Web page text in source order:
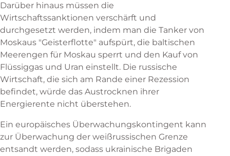
Darüber hinaus müssen die
Wirtschaftssanktionen verschärft und
durchgesetzt werden, indem man die Tanker von
Moskaus "Geisterflotte" aufspürt, die baltischen
Meerengen für Moskau sperrt und den Kauf von
Flüssiggas und Uran einstellt. Die russische
Wirtschaft, die sich am Rande einer Rezession
befindet, würde das Austrocknen ihrer
Energierente nicht überstehen.
Ein europäisches Überwachungskontingent kann
zur Überwachung der weißrussischen Grenze
entsandt werden, sodass ukrainische Brigaden